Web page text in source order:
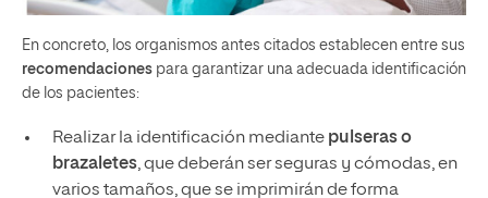
En concreto, los organismos antes citados establecen entre sus
recomendaciones para garantizar una adecuada identificación
de los pacientes:
Realizar la identificación mediante pulseras o
brazaletes, que deberán ser seguras y cómodas, en
varios tamaños, que se imprimirán de forma